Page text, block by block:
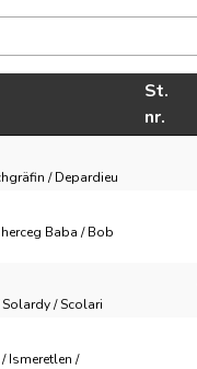
St.
nr.
/ Depardieu
Baba / Bob
/ Scolari
Ismeretlen /